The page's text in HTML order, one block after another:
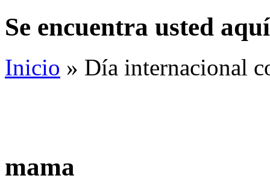
Se encuentra usted aquí
Inicio » Día internacional
mama